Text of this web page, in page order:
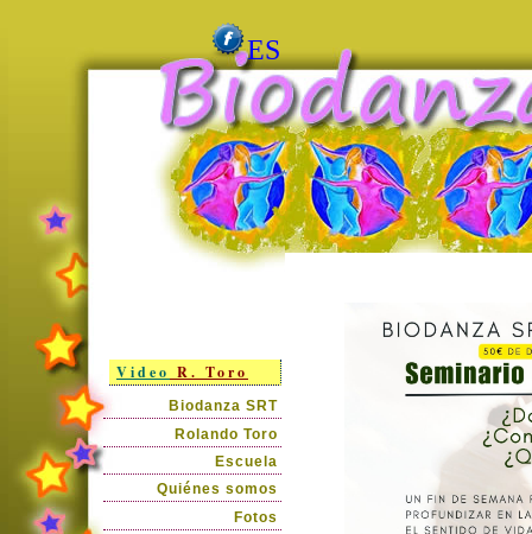
ES
Video R. Toro
Biodanza SRT
Rolando Toro
Escuela
Quiénes somos
Fotos